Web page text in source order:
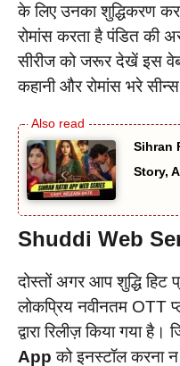
के लिए उनका शुद्धिकरण
रोमांस करता है पंडित की
सीरीज को जरूर देखें इस
कहानी और रोमांस भरे
Sihran
Story,
Shuddi Web
दोस्तों अगर आप शुद्धि हिट
लोकप्रिय नवीनतम OTT
द्वारा रिलीज़ किया गया
App को इनस्टॉल करना